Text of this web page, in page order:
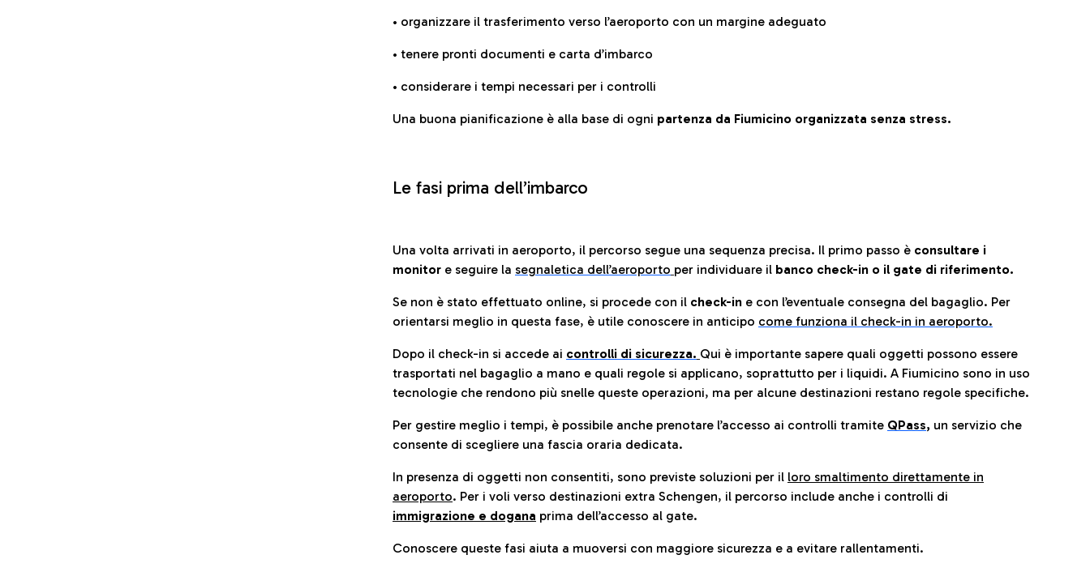
• organizzare il trasferimento verso l’aeroporto con un margine adeguato
• tenere pronti documenti e carta d’imbarco
• considerare i tempi necessari per i controlli
Una buona pianificazione è alla base di ogni partenza da Fiumicino organizzata senza stress.
Le fasi prima dell’imbarco
Una volta arrivati in aeroporto, il percorso segue una sequenza precisa. Il primo passo è consultare i
monitor e seguire la segnaletica dell’aeroporto per individuare il banco check-in o il gate di riferimento.
Se non è stato effettuato online, si procede con il check-in e con l’eventuale consegna del bagaglio. Per
orientarsi meglio in questa fase, è utile conoscere in anticipo come funziona il check-in in aeroporto.
Dopo il check-in si accede ai controlli di sicurezza. Qui è importante sapere quali oggetti possono essere
trasportati nel bagaglio a mano e quali regole si applicano, soprattutto per i liquidi. A Fiumicino sono in uso
tecnologie che rendono più snelle queste operazioni, ma per alcune destinazioni restano regole specifiche.
Per gestire meglio i tempi, è possibile anche prenotare l’accesso ai controlli tramite QPass, un servizio che
consente di scegliere una fascia oraria dedicata.
In presenza di oggetti non consentiti, sono previste soluzioni per il loro smaltimento direttamente in
aeroporto. Per i voli verso destinazioni extra Schengen, il percorso include anche i controlli di
immigrazione e dogana prima dell’accesso al gate.
Conoscere queste fasi aiuta a muoversi con maggiore sicurezza e a evitare rallentamenti.